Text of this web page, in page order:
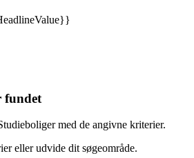
fundet
med de angivne kriterier.
eller udvide dit søgeområde.